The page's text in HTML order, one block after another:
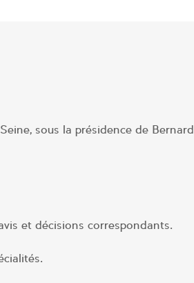
sous la présidence de Bernard
et décisions correspondants.